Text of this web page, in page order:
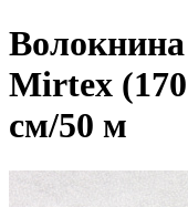
Mirtex
см/50 м